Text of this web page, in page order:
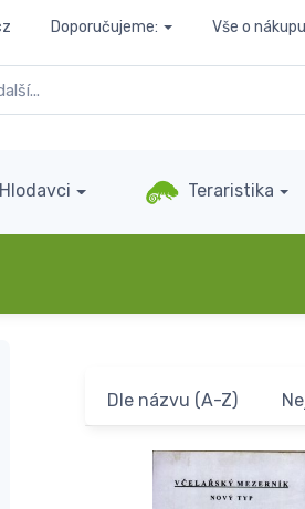
Doporučujeme: Vše o nákupu
Hlodavci Teraristika
Dle názvu (A-Z)